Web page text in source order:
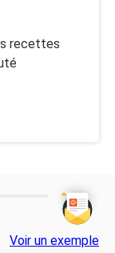
recettes
Voir un exemple